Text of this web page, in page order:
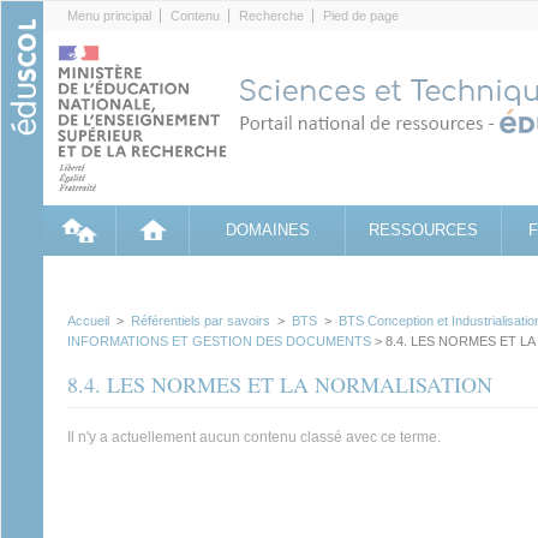
Menu principal Contenu Recherche Pied de page
DOMAINES RESSOURCES
Accueil > Référentiels par savoirs > BTS > BTS Conception et
INFORMATIONS ET GESTION DES DOCUMENTS > 8.4. LES NORMES ET
8.4. LES NORMES ET LA NORMALISATION
Il n'y a actuellement aucun contenu classé avec ce terme.